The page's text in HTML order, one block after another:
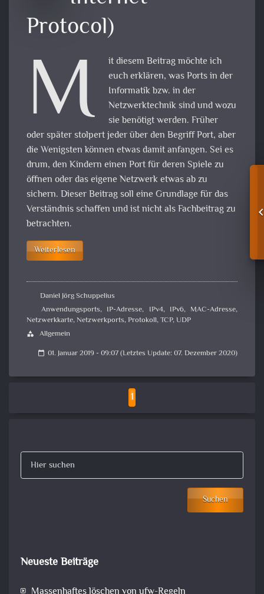
Protocol)
M
it diesem Beitrag möchte ich
euch erklären, was Ports in der
Informatik bzw. in der
Netzwerktechnik sind und wozu
sie benötigt werden. Früher
oder später stolpert jeder über den Begriff Port, aber
die Wenigsten können etwas damit anfangen. Sei es
drum, den Kindern einen Port für deren Spiele zu
öffnen oder das eigene Netzwerk etwas ab zu
sichern. Dieser Beitrag soll eine Grundlage für das
Verständnis schaffen und ist nicht als Fachbeitrag zu
betrachten.
Weiterlesen
Daniel Jörg Schuppelius
Anwendungsports, IP-Adresse, IPv4, IPv6, MAC-Adresse,
Netzwerkkarte,Netzwerkports,Protokoll,TCP,UDP
category Allgemein
calendar_today 01. Januar 2019 - 09:07 (Letztes Update: 07. Dezember 2020)
1
Suchen
Neueste Beiträge